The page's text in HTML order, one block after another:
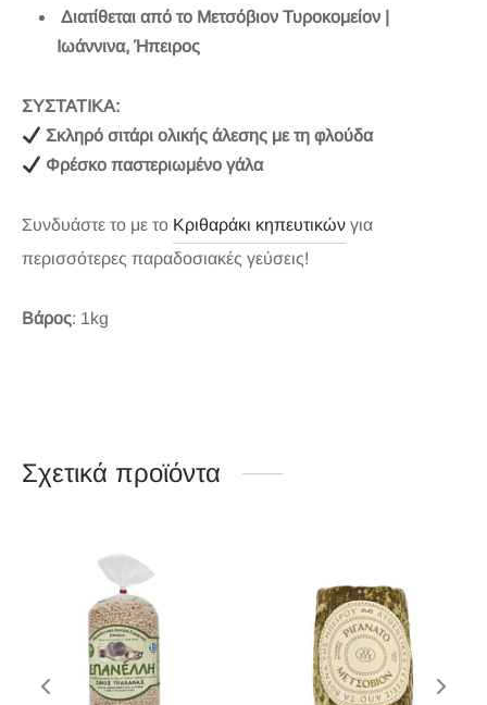
Διατίθεται από το Μετσόβιον Τυροκομείον |
Ιωάννινα, Ήπειρος
ΣΥΣΤΑΤΙΚΑ:
Σκληρό σιτάρι ολικής άλεσης με τη φλούδα
Φρέσκο παστεριωμένο γάλα
Συνδυάστε το με το Κριθαράκι κηπευτικών για
περισσότερες παραδοσιακές γεύσεις!
Βάρος: 1kg
Σχετικά προϊόντα